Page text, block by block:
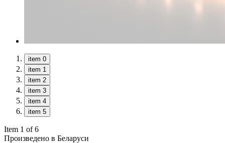
item 0
item 1
item 2
item 3
item 4
item 5
Item 1 of 6
Произведено в Беларуси